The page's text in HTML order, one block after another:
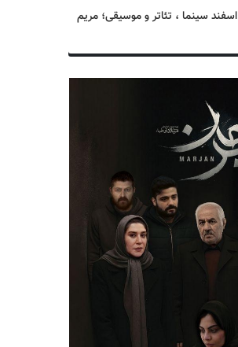
متولدین ۲۴ اسفند سینما ، تئاتر و موسیقی؛ مریم